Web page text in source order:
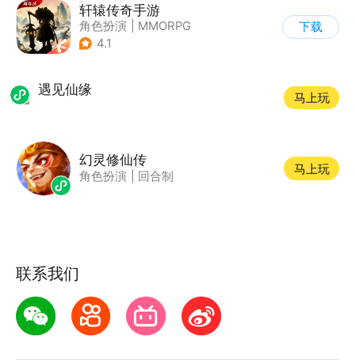
轩辕传奇手游
角色扮演
MMORPG
| 神话
4.1
下载
遇见仙缘
马上玩
幻灵修仙传
角色扮演 回合制
马上玩
联系我们